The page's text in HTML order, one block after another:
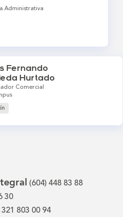
Administrativa
Fernando
Hurtado
Comercial
(604) 448 83 88
30
803 00 94